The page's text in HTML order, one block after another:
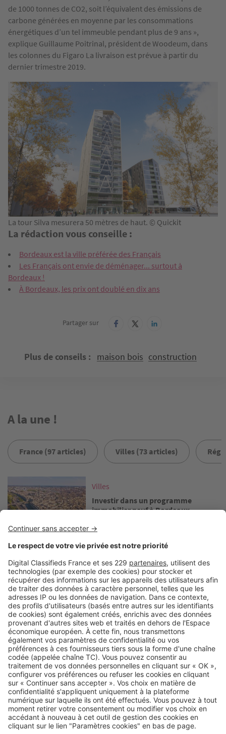
de 1000 tonnes de CO2, soit l’équivalent des émissions de
carbone générées en moyenne par les consommations
énergétiques d’un tel immeuble pendant plus de 9 ans »,
explique Guillaume Poitrinal, président de Woodeum, dans
les colonnes du Figaro La livraison est prévue à partir du
dernier trimestre 2019.
La tour Silva mesurera 50 mètres de haut. © Quickit
La rédaction vous conseille :
Bordeaux est la ville préférée des Français
Les Français ont envie de déménager... surtout à
Bordeaux !
À Bordeaux, les prix ont doublé en dix ans
Partager sur
Plus de conseils maison bois construction
A la une !
France (97 articles) Villes (73 articles)
Villes
Investir dans un programme
immobilier neuf à Bordeaux
Villes
Opter pour un programme
immobilier neuf à Lyon
Image
Villes
Vivre à Paris : guide des quartiers et
budgets à prévoir
Image
Villes
Plan d'urgence pour l'immobilier
neuf à Lyon : ça marche !